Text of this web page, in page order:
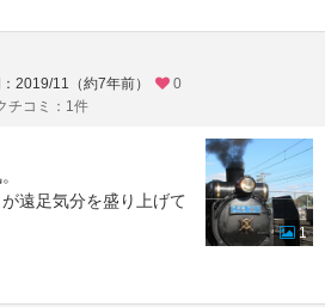
2019/11（約7年前）
0
チコミ：1件
遠足気分を盛り上げて
1